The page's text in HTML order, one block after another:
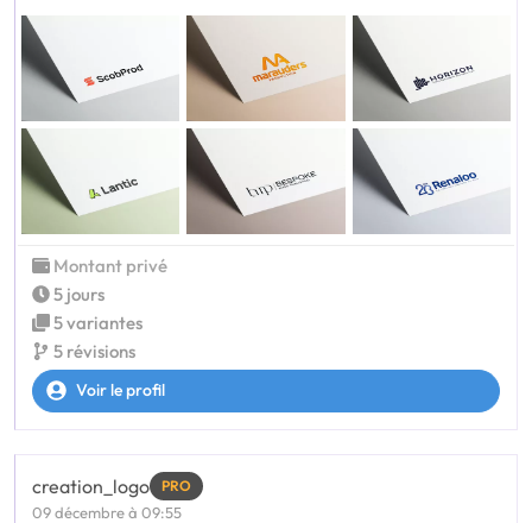
Montant privé
5 jours
5 variantes
5 révisions
Voir le profil
creation_logo PRO
09 décembre à 09:55